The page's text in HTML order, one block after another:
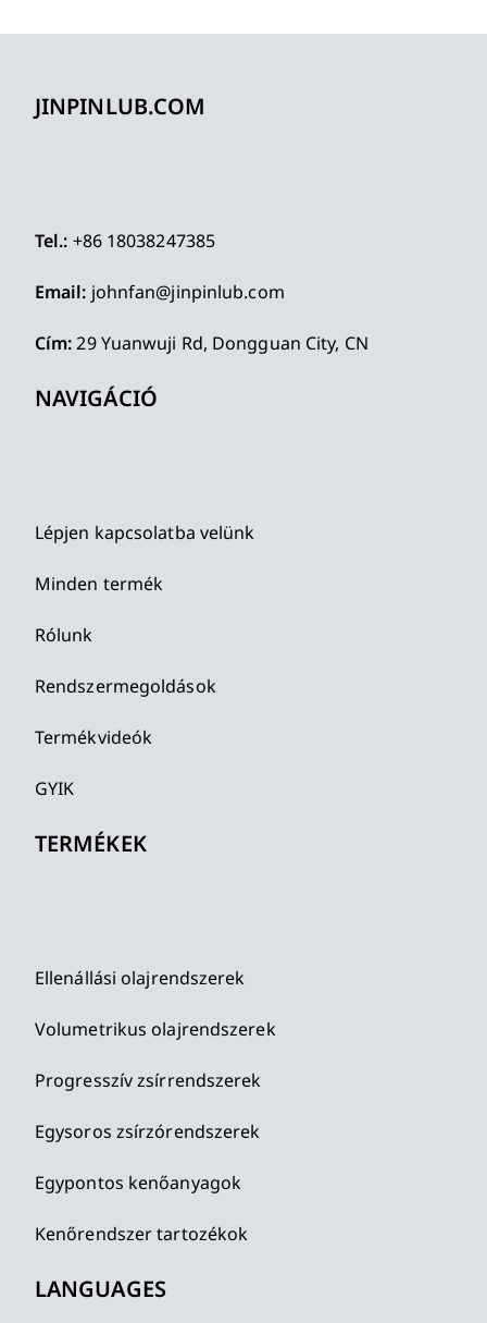
JINPINLUB.COM
Tel.: +86 18038247385
Email: johnfan@jinpinlub.com
Cím:29 Yuanwuji Rd, Dongguan City, CN
NAVIGÁCIÓ
Lépjen kapcsolatba velünk
Minden termék
Rólunk
Rendszermegoldások
Termékvideók
GYIK
TERMÉKEK
Ellenállási olajrendszerek
Volumetrikus olajrendszerek
Progresszív zsírrendszerek
Egysoros zsírzórendszerek
Egypontos kenőanyagok
Kenőrendszer tartozékok
LANGUAGES